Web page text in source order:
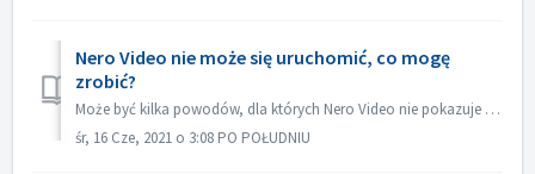
Nero Video nie może się uruchomić, co mogę
zrobić?
Może być kilka powodów, dla których Nero Video nie pokazuje swojego okna aplikacji. Jeśli Nero Video nie może się uruchomić, MediaHome nie może się uruchomi...
śr, 16 Cze, 2021 o 3:08 PO POŁUDNIU